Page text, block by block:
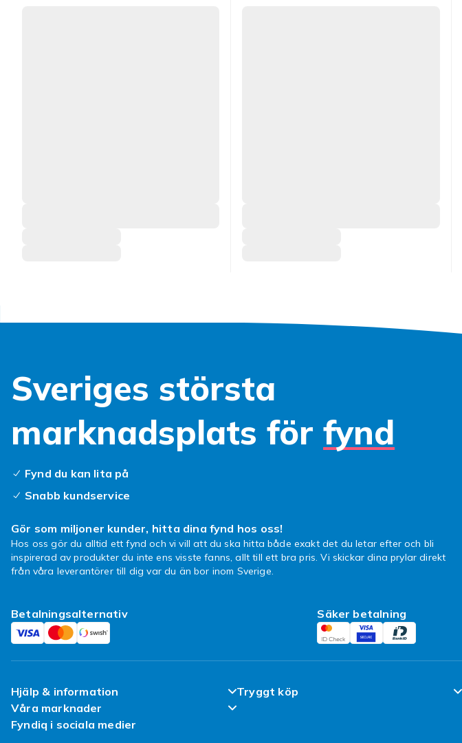
Sveriges största
marknadsplats för fynd
Fynd du kan lita på
Snabb kundservice
Gör som miljoner kunder, hitta dina fynd hos oss!
Hos oss gör du alltid ett fynd och vi vill att du ska hitta både exakt det du letar efter och bli
inspirerad av produkter du inte ens visste fanns, allt till ett bra pris. Vi skickar dina prylar direkt
från våra leverantörer till dig var du än bor inom Sverige.
Betalningsalternativ Säker betalning
Hjälp & information
Vanliga frågor
Tryggt köp
Våra marknader
Fyndiq Danmark
Fyndiq i sociala medier